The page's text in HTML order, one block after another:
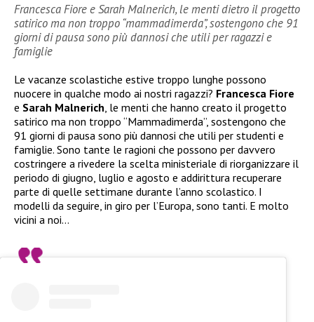
Francesca Fiore e Sarah Malnerich, le menti dietro il progetto
satirico ma non troppo “mammadimerda”, sostengono che 91
giorni di pausa sono più dannosi che utili per ragazzi e
famiglie
Le vacanze scolastiche estive troppo lunghe possono
nuocere in qualche modo ai nostri ragazzi? Francesca Fiore
e Sarah Malnerich , le menti che hanno creato il progetto
satirico ma non troppo “Mammadimerda”, sostengono che
91 giorni di pausa sono più dannosi che utili per studenti e
famiglie. Sono tante le ragioni che possono per davvero
costringere a rivedere la scelta ministeriale di riorganizzare il
periodo di giugno, luglio e agosto e addirittura recuperare
parte di quelle settimane durante l’anno scolastico. I
modelli da seguire, in giro per l’Europa, sono tanti. E molto
vicini a noi…